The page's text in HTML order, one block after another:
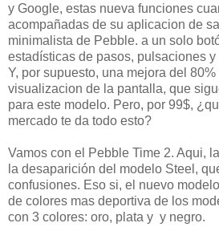
y Google, estas nueva funciones
acompañadas de su aplicacion de
minimalista de Pebble. a un solo
estadísticas de pasos, pulsaciones
Y, por supuesto, una mejora del
visualizacion de la pantalla, que
para este modelo. Pero, por 99$,
mercado te da todo esto?
Vamos con el Pebble Time 2. Aqui,
la desaparición del modelo Steel,
confusiones. Eso si, el nuevo
de colores mas deportiva de los
con 3 colores: oro, plata y y negro.